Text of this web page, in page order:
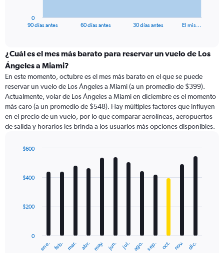
categories.
Range:
91
categories.
The
chart
has
1
Y
displaying
90 días antes 60 días antes 30 días antes El mis…
0
¿Cuál es el mes más barato para reservar un vuelo de Los
Ángeles a Miami?
En este momento, octubre es el mes más barato en el que se puede
reservar un vuelo de Los Ángeles a Miami (a un promedio de $399).
Actualmente, volar de Los Ángeles a Miami en diciembre es el momento
más caro (a un promedio de $548). Hay múltiples factores que influyen
en el precio de un vuelo, por lo que comparar aerolíneas, aeropuertos
de salida y horarios les brinda a los usuarios más opciones disponibles.
with
12
The
ene. feb. mar. abr. may. jun. jul. ago. sep. oct. nov. dic.
0
$200
$400
$600